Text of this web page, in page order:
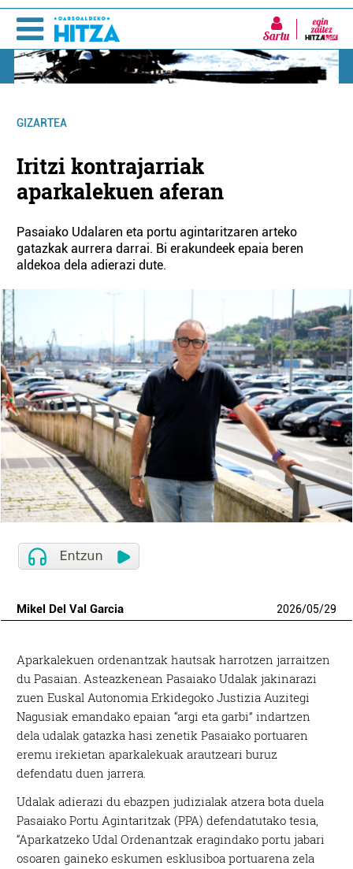
Sartu
GIZARTEA
Iritzi kontrajarriak
aparkalekuen aferan
Pasaiako Udalaren eta portu agintaritzaren arteko
gatazkak aurrera darrai. Bi erakundeek epaia beren
aldekoa dela adierazi dute.
Mikel Del Val Garcia 2026/05/29
Aparkalekuen ordenantzak hautsak harrotzen jarraitzen
du Pasaian. Asteazkenean Pasaiako Udalak jakinarazi
zuen Euskal Autonomia Erkidegoko Justizia Auzitegi
Nagusiak emandako epaian “argi eta garbi” indartzen
dela udalak gatazka hasi zenetik Pasaiako portuaren
eremu irekietan aparkalekuak arautzeari buruz
defendatu duen jarrera.
Udalak adierazi du ebazpen judizialak atzera bota duela
Pasaiako Portu Agintaritzak (PPA) defendatutako tesia,
“Aparkatzeko Udal Ordenantzak eragindako portu jabari
osoaren gaineko eskumen esklusiboa portuarena zela